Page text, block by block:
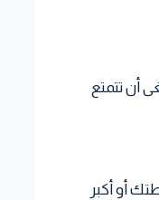
أن تتمتع
أو أكبر